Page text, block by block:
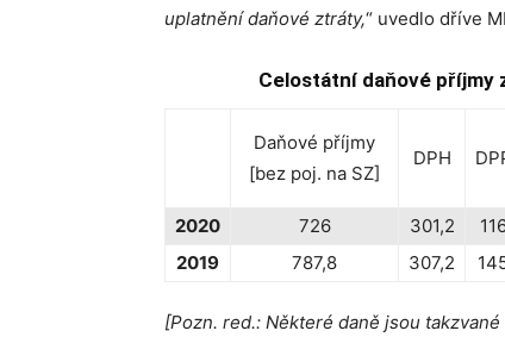
uplatnění daňové ztráty,“ uvedlo dříve
Celostátní daňové příjmy
Daňové příjmy
[bez poj. na SZ]
DPH
2020 726 301,2
2019
787,8 307,2
[Pozn. red.: Některé daně jsou